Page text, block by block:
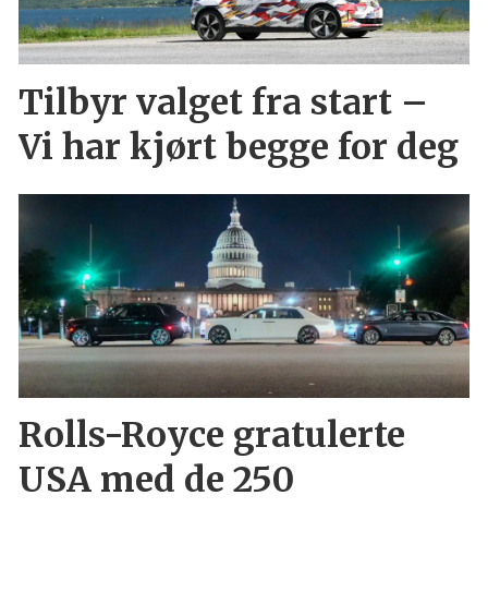
Tilbyr valget fra start –
Vi har kjørt begge for deg
Rolls-Royce gratulerte
USA med de 250